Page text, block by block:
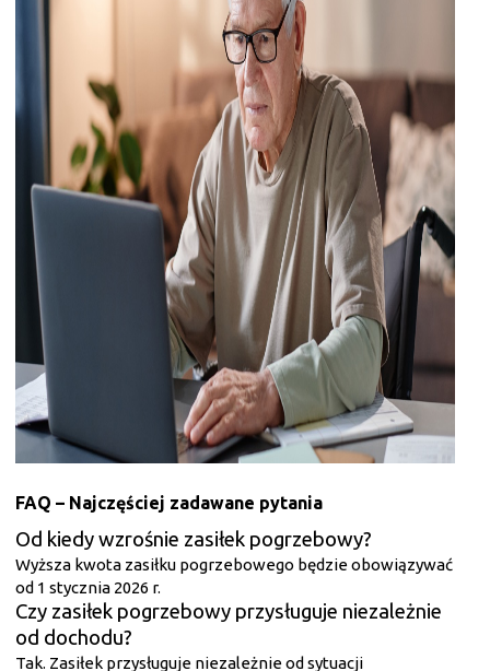
FAQ – Najczęściej zadawane pytania
Od kiedy wzrośnie zasiłek pogrzebowy?
Wyższa kwota zasiłku pogrzebowego będzie obowiązywać
od 1 stycznia 2026 r.
Czy zasiłek pogrzebowy przysługuje niezależnie
od dochodu?
Tak. Zasiłek przysługuje niezależnie od sytuacji